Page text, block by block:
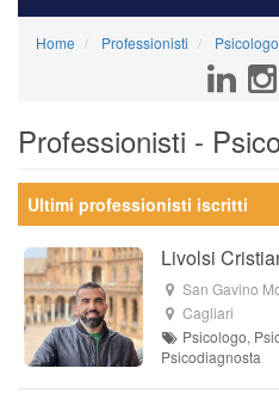
Home Professionisti Psicologo
Professionisti -
Ultimi professionisti iscritti
Livolsi
San Gavino
Cagliari
Psicologo,
Psicodiagnosta